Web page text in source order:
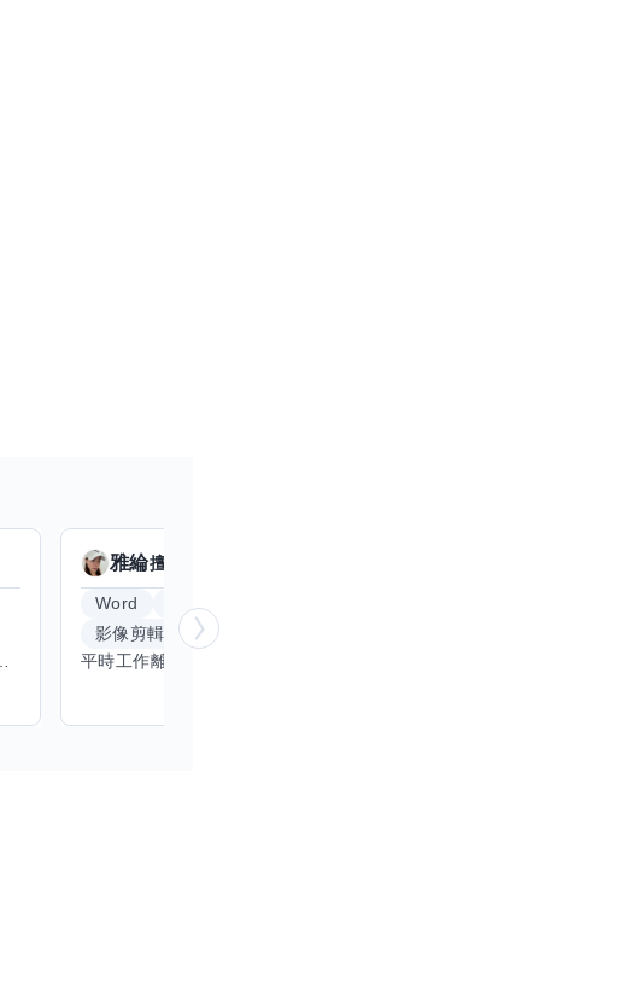
催眠療育。你會全程100%清醒跟我對話。
雅綸擅長
Word Excel
影像剪輯與後製